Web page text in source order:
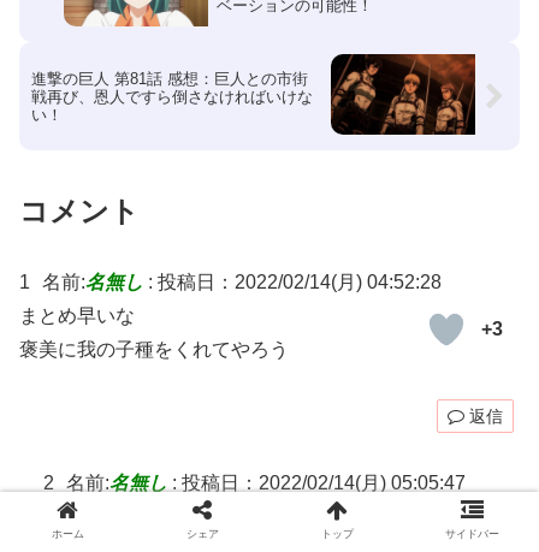
ベーションの可能性！
進撃の巨人 第81話 感想：巨人との市街
戦再び、恩人ですら倒さなければいけな
い！
コメント
1 名前:名無し : 投稿日：2022/02/14(月) 04:52:28
+3
まとめ早いな
褒美に我の子種をくれてやろう
返信
2 名前:名無し : 投稿日：2022/02/14(月) 05:05:47
+17
番組間違えてますヨ
ホーム シェア トップ サイドバー